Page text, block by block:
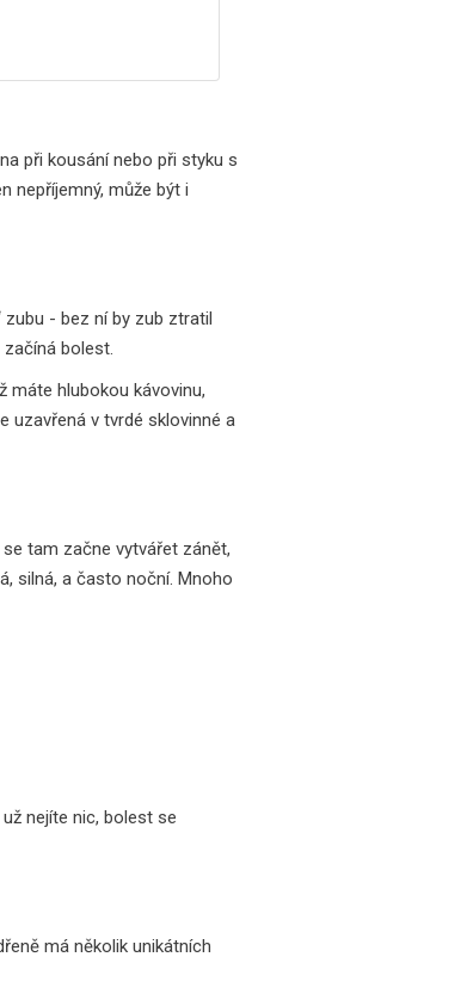
při kousání nebo při styku s
nepříjemný, může být i
zubu - bez ní by zub ztratil
bolest.
máte hlubokou kávovinu,
uzavřená v tvrdé sklovinné a
tam začne vytvářet zánět,
silná, a často noční. Mnoho
už nejíte nic, bolest se
má několik unikátních